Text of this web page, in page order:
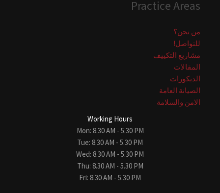
Practice Areas
من نحن؟
للتواصل!
مشاريع التكييف
المقالات
الديكورات
الصيانة العامة
الامن والسلامة
Working Hours
Mon: 8.30 AM - 5.30 PM
Tue: 8.30 AM - 5.30 PM
Wed: 8.30 AM - 5.30 PM
Thu: 8.30 AM - 5.30 PM
Fri: 8.30 AM - 5.30 PM